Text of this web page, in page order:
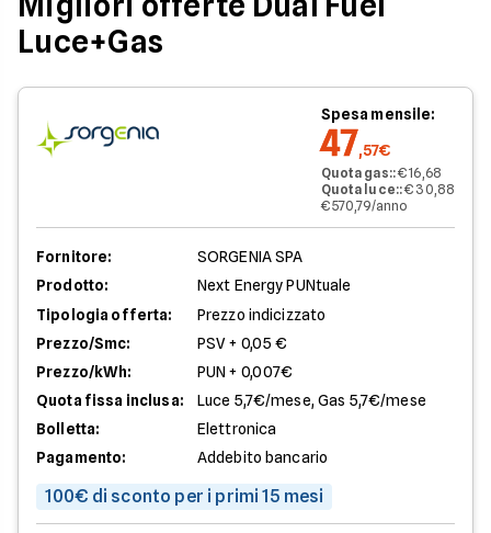
Luce+Gas
Spesa mensile:
47,57€
Quota gas::€ 16,68
Quota luce::€ 30,88
€ 570,79/anno
Fornitore:
SORGENIA SPA
Prodotto:
Next Energy PUNtuale
Tipologia offerta:
Prezzo indicizzato
Prezzo/Smc:
PSV + 0,05 €
Prezzo/kWh:
PUN + 0,007€
Quota fissa inclusa:
Luce 5,7€/mese, Gas 5,7€/mese
Bolletta:
Elettronica
Pagamento:
Addebito bancario
100€ di sconto per i primi 15 mesi